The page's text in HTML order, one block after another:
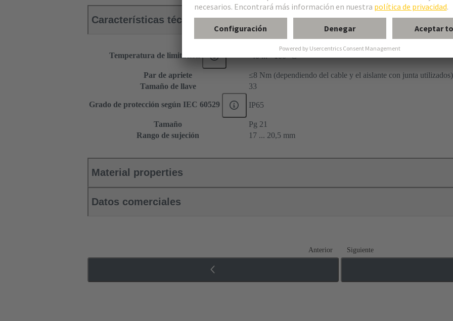
Características técnicas
Temperatura de limitación -40 ... +100 °C
Par de apriete
≤8 Nm (dependiendo del cable y el aislante con junta utilizados)
Tamaño de llave
33
Grado de protección según IEC 60529 IP65
Tamaño
Pg 21
Rango de sujeción
17 ... 20,5 mm
Material properties
Datos comerciales
Anterior Siguiente